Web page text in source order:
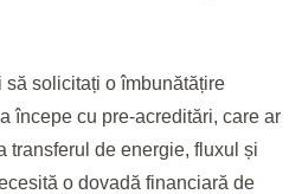
să solicitați o îmbunătățire
începe cu pre-acreditări, care ar
transferul de energie, fluxul și
o dovadă financiară de